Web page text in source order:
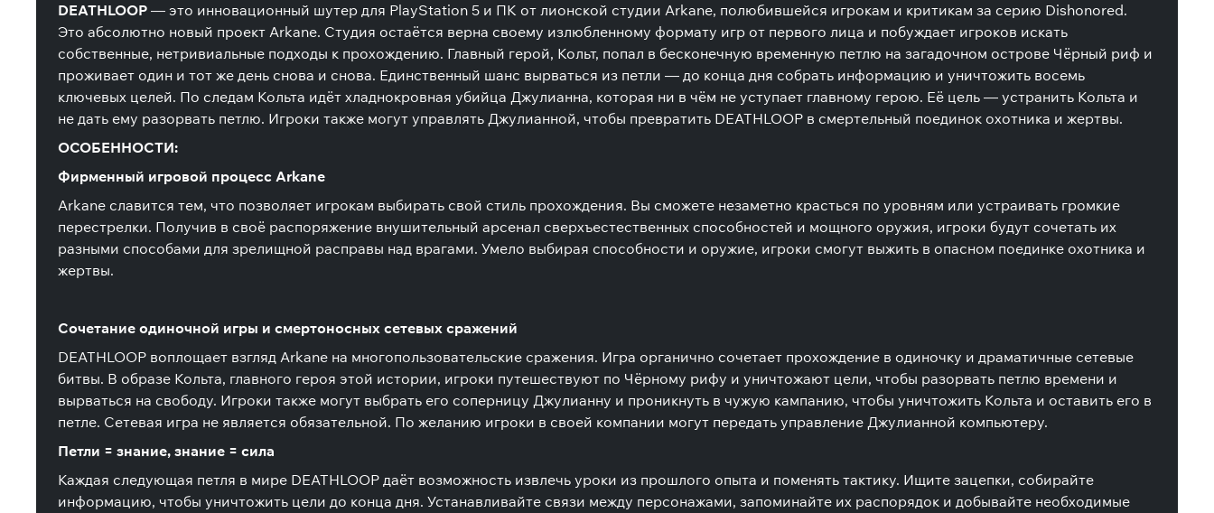
DEATHLOOP — это инновационный шутер для PlayStation 5 и ПК от лионской студии Arkane, полюбившейся игрокам и критикам за серию Dishonored.
Это абсолютно новый проект Arkane. Студия остаётся верна своему излюбленному формату игр от первого лица и побуждает игроков искать
собственные, нетривиальные подходы к прохождению. Главный герой, Кольт, попал в бесконечную временную петлю на загадочном острове Чёрный риф и
проживает один и тот же день снова и снова. Единственный шанс вырваться из петли — до конца дня собрать информацию и уничтожить восемь
ключевых целей. По следам Кольта идёт хладнокровная убийца Джулианна, которая ни в чём не уступает главному герою. Её цель — устранить Кольта и
не дать ему разорвать петлю. Игроки также могут управлять Джулианной, чтобы превратить DEATHLOOP в смертельный поединок охотника и жертвы.
ОСОБЕННОСТИ:
Фирменный игровой процесс Arkane
Arkane славится тем, что позволяет игрокам выбирать свой стиль прохождения. Вы сможете незаметно красться по уровням или устраивать громкие
перестрелки. Получив в своё распоряжение внушительный арсенал сверхъестественных способностей и мощного оружия, игроки будут сочетать их
разными способами для зрелищной расправы над врагами. Умело выбирая способности и оружие, игроки смогут выжить в опасном поединке охотника и
жертвы.
Сочетание одиночной игры и смертоносных сетевых сражений
DEATHLOOP воплощает взгляд Arkane на многопользовательские сражения. Игра органично сочетает прохождение в одиночку и драматичные сетевые
битвы. В образе Кольта, главного героя этой истории, игроки путешествуют по Чёрному рифу и уничтожают цели, чтобы разорвать петлю времени и
вырваться на свободу. Игроки также могут выбрать его соперницу Джулианну и проникнуть в чужую кампанию, чтобы уничтожить Кольта и оставить его в
петле. Сетевая игра не является обязательной. По желанию игроки в своей компании могут передать управление Джулианной компьютеру.
Петли = знание, знание = сила
Каждая следующая петля в мире DEATHLOOP даёт возможность извлечь уроки из прошлого опыта и поменять тактику. Ищите зацепки, собирайте
информацию, чтобы уничтожить цели до конца дня. Устанавливайте связи между персонажами, запоминайте их распорядок и добывайте необходимые